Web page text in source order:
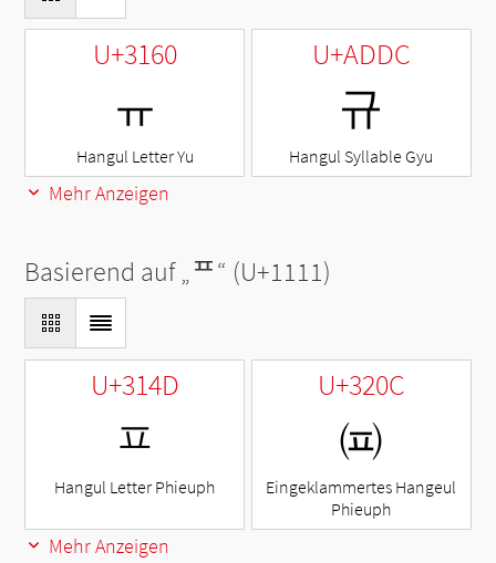
U+3160
ㅠ
Hangul Letter Yu
U+ADDC
규
Hangul Syllable Gyu
Mehr Anzeigen
Basierend auf „ᄑ“ (U+1111)
U+314D
ㅍ
Hangul Letter Phieuph
U+320C
㈌
Eingeklammertes Hangeul
Phieuph
Mehr Anzeigen